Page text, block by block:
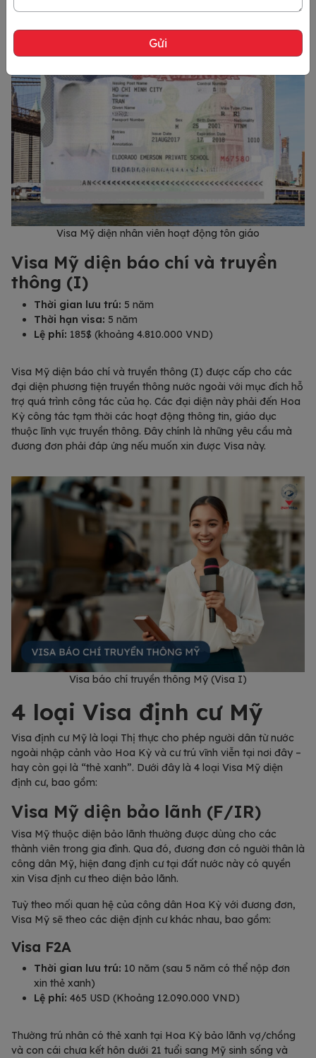
Visa Mỹ diện nhân viên hoạt động tôn giáo
Visa Mỹ diện báo chí và truyền
thông (I)
Thời gian lưu trú: 5 năm
Thời hạn visa: 5 năm
Lệ phí: 185$ (khoảng 4.810.000 VND)
Visa Mỹ diện báo chí và truyền thông (I) được cấp cho các
đại diện phương tiện truyền thông nước ngoài với mục đích hỗ
trợ quá trình công tác của họ. Các đại diện này phải đến Hoa
Kỳ công tác tạm thời các hoạt động thông tin, giáo dục
thuộc lĩnh vực truyền thông. Đây chính là những yêu cầu mà
đương đơn phải đáp ứng nếu muốn xin được Visa này.
Visa báo chí truyền thông Mỹ (Visa I)
4 loại Visa định cư Mỹ
Visa định cư Mỹ là loại Thị thực cho phép người dân từ nước
ngoài nhập cảnh vào Hoa Kỳ và cư trú vĩnh viễn tại nơi đây –
hay còn gọi là “thẻ xanh”. Dưới đây là 4 loại Visa Mỹ diện
định cư, bao gồm:
Visa Mỹ diện bảo lãnh (F/IR)
Visa Mỹ thuộc diện bảo lãnh thường được dùng cho các
thành viên trong gia đình. Qua đó, đương đơn có người thân là
công dân Mỹ, hiện đang định cư tại đất nước này có quyền
xin Visa định cư theo diện bảo lãnh.
Tuỳ theo mối quan hệ của công dân Hoa Kỳ với đương đơn,
Visa Mỹ sẽ theo các diện định cư khác nhau, bao gồm:
Visa F2A
Thời gian lưu trú: 10 năm (sau 5 năm có thể nộp đơn
xin thẻ xanh)
Lệ phí: 465 USD (Khoảng 12.090.000 VND)
Thường trú nhân có thẻ xanh tại Hoa Kỳ bảo lãnh vợ/chồng
và con cái chưa kết hôn dưới 21 tuổi sang Mỹ sinh sống và